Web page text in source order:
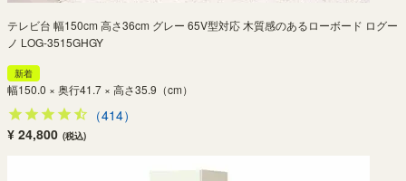
テレビ台 幅150cm 高さ36cm グレー 65V型対応 木質感のあるローボード ログー
ノ LOG-3515GHGY
新着
幅150.0 × 奥行41.7 × 高さ35.9（cm）
（414）
¥ 24,800 (税込)